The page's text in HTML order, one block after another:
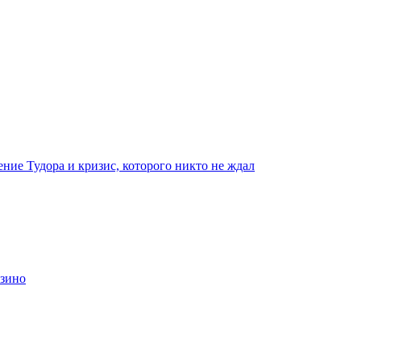
Тудора и кризис, которого никто не ждал